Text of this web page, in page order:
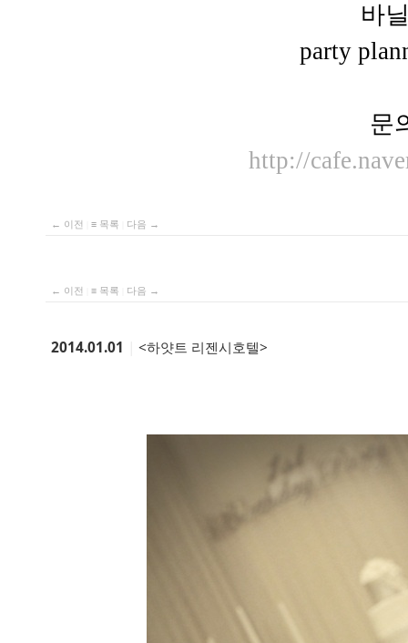
바
party
문
http://
← 이전 ≡ 목록 다음 →
← 이전 ≡ 목록 다음 →
2014.01.01 <하얏트 리젠시호텔>